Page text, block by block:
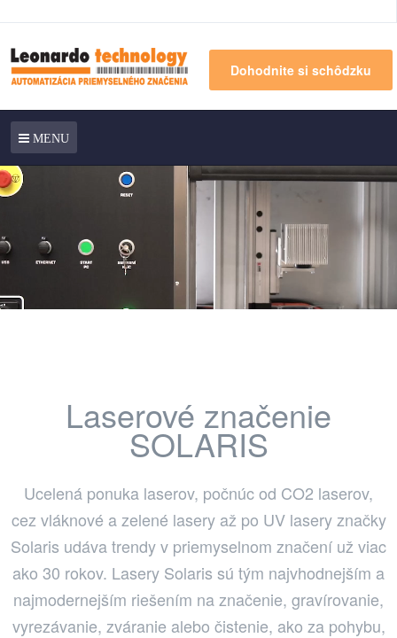
Dohodnite si schôdzku
MENU
Laserové značenie
SOLARIS
Ucelená ponuka laserov, počnúc od CO2 laserov,
cez vláknové a zelené lasery až po UV lasery značky
Solaris udáva trendy v priemyselnom značení už viac
ako 30 rokov. Lasery Solaris sú tým najvhodnejším a
najmodernejším riešením na značenie, gravírovanie,
vyrezávanie, zváranie alebo čistenie, ako za pohybu,